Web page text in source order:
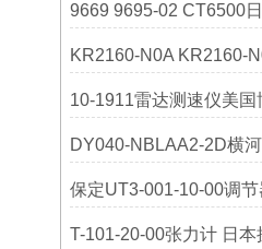
T-101-20-00张力计 日本